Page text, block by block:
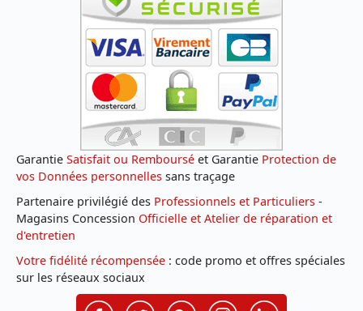
Garantie Satisfait ou Remboursé et Garantie Protection de
vos Données personnelles sans traçage
Partenaire privilégié des Professionnels et Particuliers -
Magasins Concession Officielle et Atelier de réparation et
d'entretien
Votre fidélité récompensée : code promo et offres spéciales
sur les réseaux sociaux